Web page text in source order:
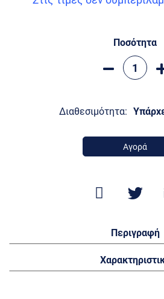
Ποσότητα
Διαθεσιμότητα:
Αγορά
Περιγραφή